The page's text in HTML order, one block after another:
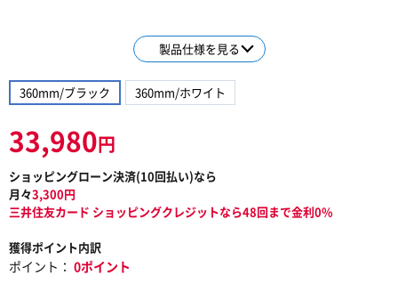
製品仕様を見る
360mm/ブラック 360mm/ホワイト
33,980円
ショッピングローン決済(10回払い)なら
月々3,300円
三井住友カード ショッピングクレジットなら48回まで金利0%
獲得ポイント内訳
ポイント： 0ポイント